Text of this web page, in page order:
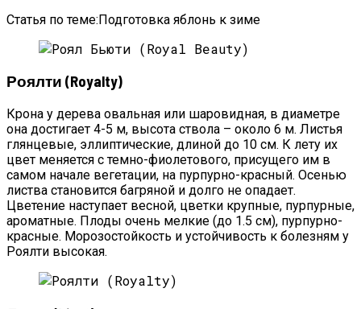
Статья по теме:Подготовка яблонь к зиме
Роялти (Royalty)
Крона у дерева овальная или шаровидная, в диаметре
она достигает 4-5 м, высота ствола – около 6 м. Листья
глянцевые, эллиптические, длиной до 10 см. К лету их
цвет меняется с темно-фиолетового, присущего им в
самом начале вегетации, на пурпурно-красный. Осенью
листва становится багряной и долго не опадает.
Цветение наступает весной, цветки крупные, пурпурные,
ароматные. Плоды очень мелкие (до 1.5 см), пурпурно-
красные. Морозостойкость и устойчивость к болезням у
Роялти высокая.